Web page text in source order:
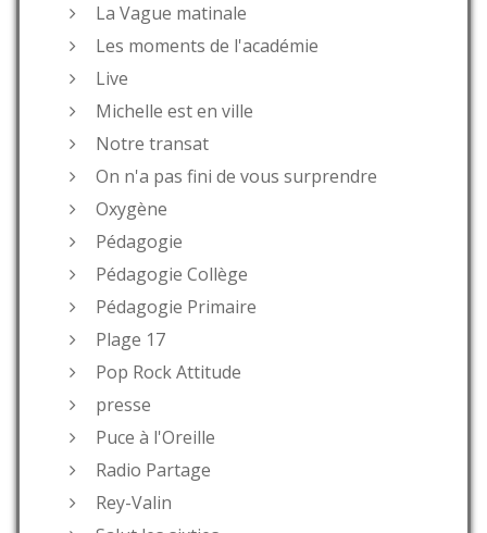
La Vague matinale
Les moments de l'académie
Live
Michelle est en ville
Notre transat
On n'a pas fini de vous surprendre
Oxygène
Pédagogie
Pédagogie Collège
Pédagogie Primaire
Plage 17
Pop Rock Attitude
presse
Puce à l'Oreille
Radio Partage
Rey-Valin